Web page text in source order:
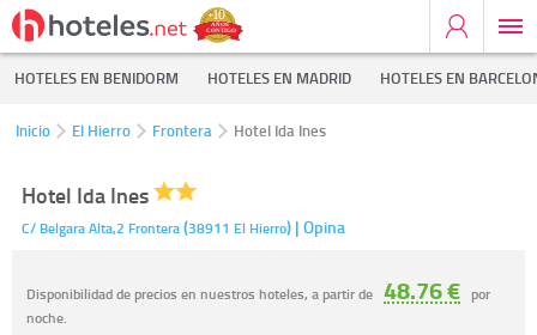
HOTELES EN BENIDORM HOTELES EN MADRID HOTELES EN
Inicio El Hierro Frontera Hotel Ida Ines
Hotel Ida Ines
C/ Belgara Alta,2 Frontera(38911 El Hierro) | Opina
Disponibilidad de precios en nuestros hoteles, a partir de 48.76 € por
noche.